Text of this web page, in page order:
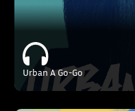
Urban A Go-Go